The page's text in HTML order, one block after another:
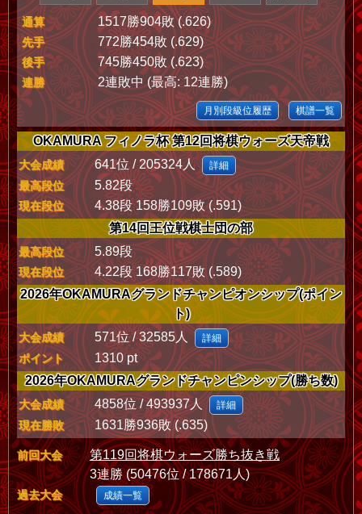
通算 1517勝904敗 (.626)
先手 772勝454敗 (.629)
後手 745勝450敗 (.623)
連勝 2連敗中 (最高: 12連勝)
月別段級位履歴 棋譜一覧
OKAMURA フィノラ杯 第12回将棋ウォーズ天帝戦
大会成績 641位 / 205324人 詳細
最高段位 5.82段
現在段位
4.38段 158勝109敗 (.591)
第14回王位戦棋士団の部
最高段位 5.89段
現在段位
4.22段 168勝117敗 (.589)
2026年OKAMURAグランドチャンピオンシップ(ポイン
ト)
大会成績 571位 / 32585人 詳細
ポイント
1310 pt
2026年OKAMURAグランドチャンピンシップ(勝ち数)
大会成績 4858位 / 493937人 詳細
現在勝敗 1631勝936敗 (.635)
前回大会
第119回将棋ウォーズ勝ち抜き戦
3連勝 (50476位 / 178671人)
過去大会 成績一覧